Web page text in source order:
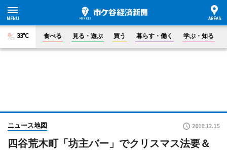
33°C 食べる 見る・遊ぶ 買う 暮らす・働く 学ぶ・知る
ニュース地図 2010.12.15
四谷荒木町「坊主バー」でクリスマス法要＆